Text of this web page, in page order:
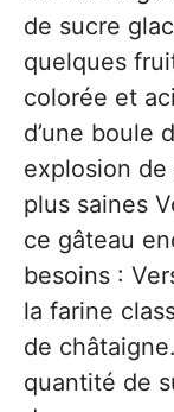
de sucre
quelques
colorée et
d’une boule
explosion de
plus saines
ce gâteau
besoins :
la farine
de
quantité de